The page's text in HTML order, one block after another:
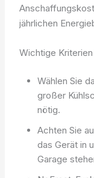
jährlichen
Wichtige
Wählen Sie
großer
nötig.
Achten Sie
das Gerät in
Garage